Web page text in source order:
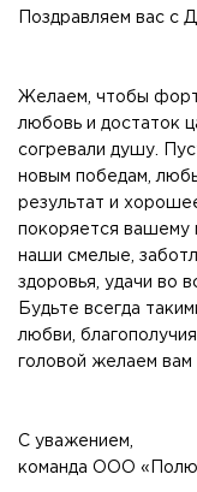
Поздравляем вас с
Желаем, чтобы
любовь и достаток
согревали душу.
новым победам,
результат и
покоряется вашему
наши смелые,
здоровья, удачи во
Будьте всегда
любви,
головой желаем
С уважением,
команда ООО